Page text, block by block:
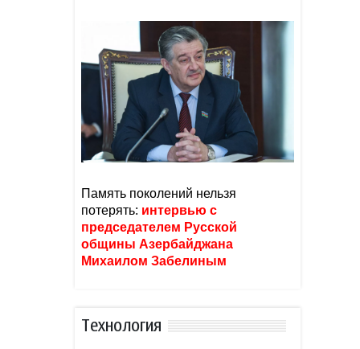
Память поколений нельзя
потерять: интервью с
председателем Русской
общины Азербайджана
Михаилом Забелиным
Тexнoлoгия